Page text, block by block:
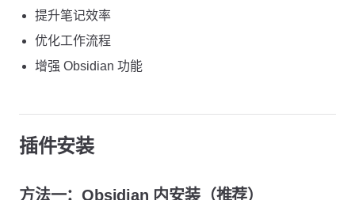
提升笔记效率
优化工作流程
增强 Obsidian 功能
插件安装
方法一：Obsidian 内安装（推荐）